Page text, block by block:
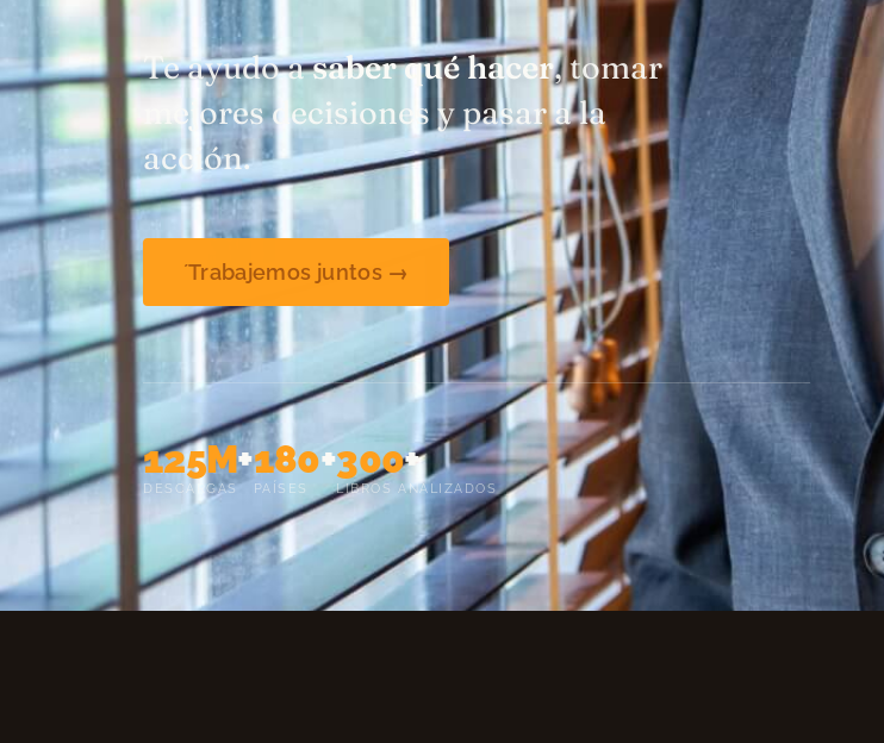
Te ayudo asaber qué hacer, tomar
mejores decisiones y pasar a la
acción.
´Trabajemos juntos →
125M+
DESCARGAS
180+
PAÍSES
300+
LIBROS ANALIZADOS